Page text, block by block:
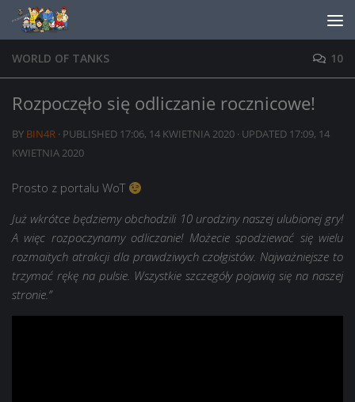
Skip to content
WORLD OF TANKS 10
Rozpoczęło się odliczanie rocznicowe!
BY BIN4R · PUBLISHED 17:06, 14 KWIETNIA 2020 · UPDATED 17:09, 14
KWIETNIA 2020
Prosto z portalu WoT
Już wkrótce będziemy obchodzili 10 urodziny naszej ulubionej gry!
A więc rozpoczynamy odliczanie! Możecie spodziewać się wielu
rozmaitych atrakcji dla prawdziwych czołgistów. Najważniejsze to
trzymać rękę na pulsie. Wszystkie szczegóły pojawią się na naszej
stronie.”